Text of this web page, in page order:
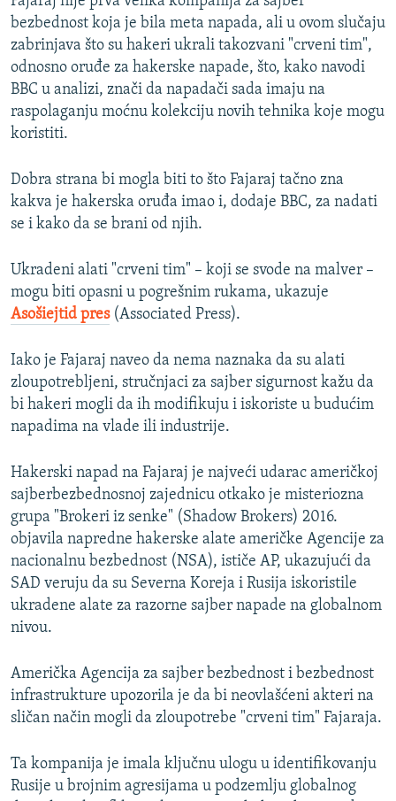
bezbednost koja je bila meta napada, ali u ovom slučaju
zabrinjava što su hakeri ukrali takozvani "crveni tim",
odnosno oruđe za hakerske napade, što, kako navodi
BBC u analizi, znači da napadači sada imaju na
raspolaganju moćnu kolekciju novih tehnika koje mogu
koristiti.
Dobra strana bi mogla biti to što Fajaraj tačno zna
kakva je hakerska oruđa imao i, dodaje BBC, za nadati
se i kako da se brani od njih.
Ukradeni alati "crveni tim" – koji se svode na malver –
mogu biti opasni u pogrešnim rukama, ukazuje
Asošiejtid pres(Associated Press).
Iako je Fajaraj naveo da nema naznaka da su alati
zloupotrebljeni, stručnjaci za sajber sigurnost kažu da
bi hakeri mogli da ih modifikuju i iskoriste u budućim
napadima na vlade ili industrije.
Hakerski napad na Fajaraj je najveći udarac američkoj
sajberbezbednosnoj zajednicu otkako je misteriozna
grupa "Brokeri iz senke" (Shadow Brokers) 2016.
objavila napredne hakerske alate američke Agencije za
nacionalnu bezbednost (NSA), ističe AP, ukazujući da
SAD veruju da su Severna Koreja i Rusija iskoristile
ukradene alate za razorne sajber napade na globalnom
nivou.
Američka Agencija za sajber bezbednost i bezbednost
infrastrukture upozorila je da bi neovlašćeni akteri na
sličan način mogli da zloupotrebe "crveni tim" Fajaraja.
Ta kompanija je imala ključnu ulogu u identifikovanju
Rusije u brojnim agresijama u podzemlju globalnog